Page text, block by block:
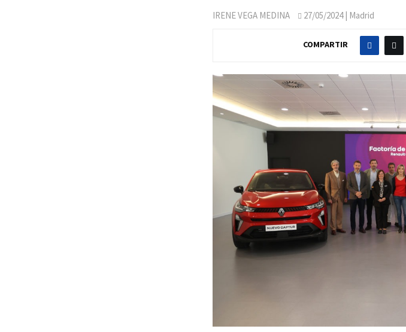
IRENE VEGA MEDINA 27/05/2024| Madrid
COMPARTIR